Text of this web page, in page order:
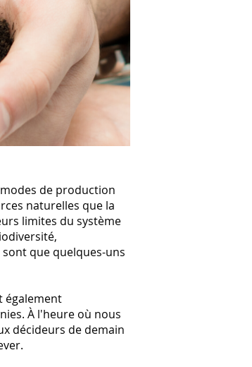
de production
naturelles que la
limites du système
que quelques-uns
également
À l'heure où nous
décideurs de demain